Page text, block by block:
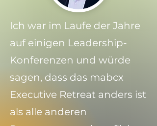
Ich war im Laufe der Jahre
auf einigen Leadership-
Konferenzen und würde
sagen, dass das mabcx
Executive Retreat anders ist
als alle anderen